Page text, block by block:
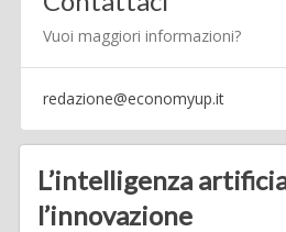
Vuoi maggiori informazioni?
redazione@economyup.it
L’intelligenza
l’innovazione